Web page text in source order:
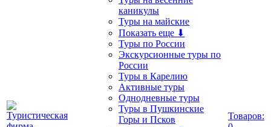
каникулы
Туры на майские
Показать еще ⬇
Туры по России
Экскурсионные туры по
России
Туры в Карелию
Активные туры
Однодневные туры
Туры в Пушкинские
Горы и Псков
Товаров: